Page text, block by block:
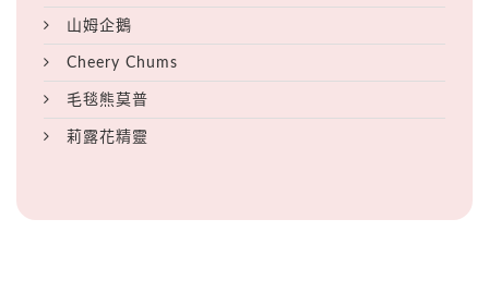
山姆企鵝
Cheery Chums
毛毯熊莫普
莉露花精靈